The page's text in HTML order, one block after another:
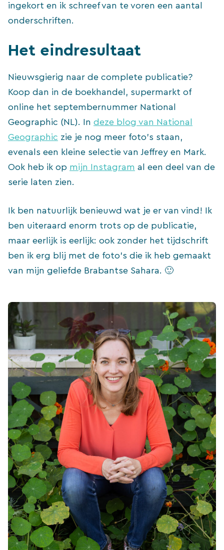
ingekort en ik schreef van te voren een aantal
onderschriften.
Het eindresultaat
Nieuwsgierig naar de complete publicatie?
Koop dan in de boekhandel, supermarkt of
online het septembernummer National
Geographic (NL). In deze blog van National
Geographic zie je nog meer foto’s staan,
evenals een kleine selectie van Jeffrey en Mark.
Ook heb ik op mijn Instagram al een deel van de
serie laten zien.
Ik ben natuurlijk benieuwd wat je er van vind! Ik
ben uiteraard enorm trots op de publicatie,
maar eerlijk is eerlijk: ook zonder het tijdschrift
ben ik erg blij met de foto’s die ik heb gemaakt
van mijn geliefde Brabantse Sahara. 🙂